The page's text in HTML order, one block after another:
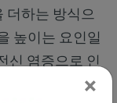
더하는 방식으
높이는 요인일
신 염증으로 인
태에서는 비타×